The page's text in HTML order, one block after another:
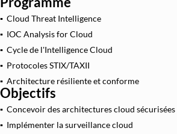
▪ Cloud Threat Intelligence
▪ IOC Analysis for Cloud
▪ Cycle de l'Intelligence Cloud
▪ Protocoles STIX/TAXII
▪ Architecture résiliente et conforme
Objectifs
▪ Concevoir des architectures cloud sécurisées
▪ Implémenter la surveillance cloud